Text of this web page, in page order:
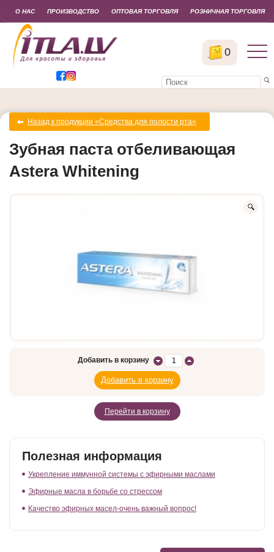
0
О НАС ПРОИЗВОДСТВО ОПТОВАЯ ТОРГОВЛЯ РОЗНИЧНАЯ ТОРГОВЛЯ
Назад к продукции «Cредства для полости рта»
Зубная паста отбеливающая
Astera Whitening
Добавить в корзину
Перейти в корзину
Полезная информация
Укрепление иммунной системы с эфирными маслами
Эфирные масла в борьбе со стрессом
Качество эфирных масел-очень важный вопрос!